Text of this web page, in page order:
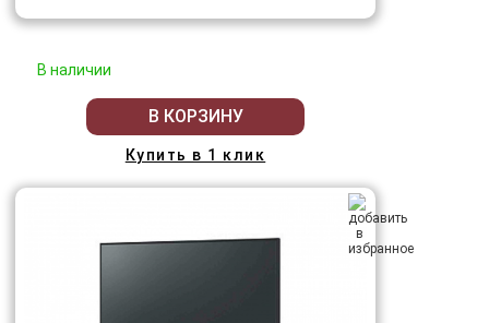
В наличии
В КОРЗИНУ
Купить в 1 клик